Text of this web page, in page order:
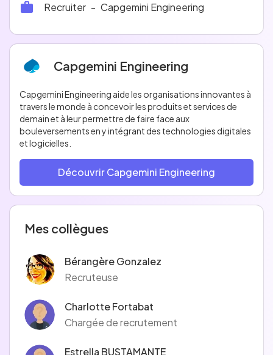
Recruiter - Capgemini Engineering
Capgemini Engineering
Capgemini Engineering aide les organisations innovantes à
travers le monde à concevoir les produits et services de
demain et à leur permettre de faire face aux
bouleversements en y intégrant des technologies digitales
et logicielles.
Découvrir Capgemini Engineering
Mes collègues
Bérangère Gonzalez
Recruteuse
Charlotte Fortabat
Chargée de recrutement
Estrella BUSTAMANTE